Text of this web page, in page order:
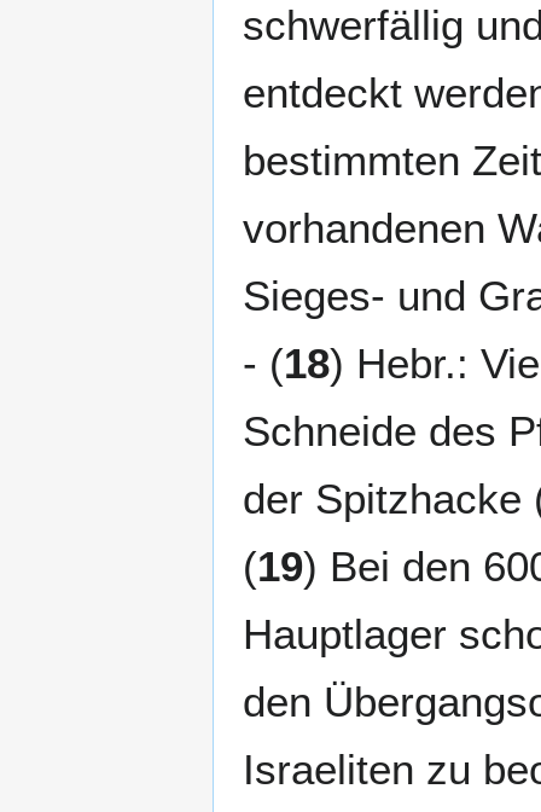
schwerfällig
entdeckt
bestimmten
vorhandenen
Sieges- und
- (18) Hebr.:
Schneide des
der Spitzhacke
(19) Bei den
Hauptlager
den
Israeliten zu